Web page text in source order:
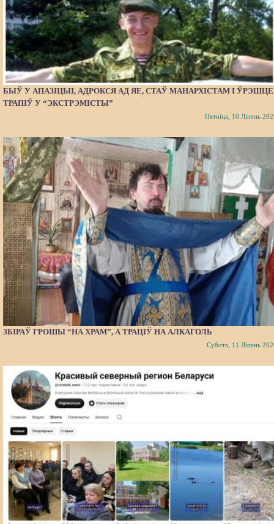
БЫЎ У АПАЗІЦЫІ, АДРОКСЯ АД ЯЕ, СТАЎ МАНАРХІСТАМ І ЎРЭШЦЕ
ТРАПІЎ У “ЭКСТРЭМІСТЫ”
Пятніца, 10 Ліпень
ЗБІРАЎ ГРОШЫ “НА ХРАМ”, А ТРАЦІЎ НА АЛКАГОЛЬ
Субота, 11 Ліпень